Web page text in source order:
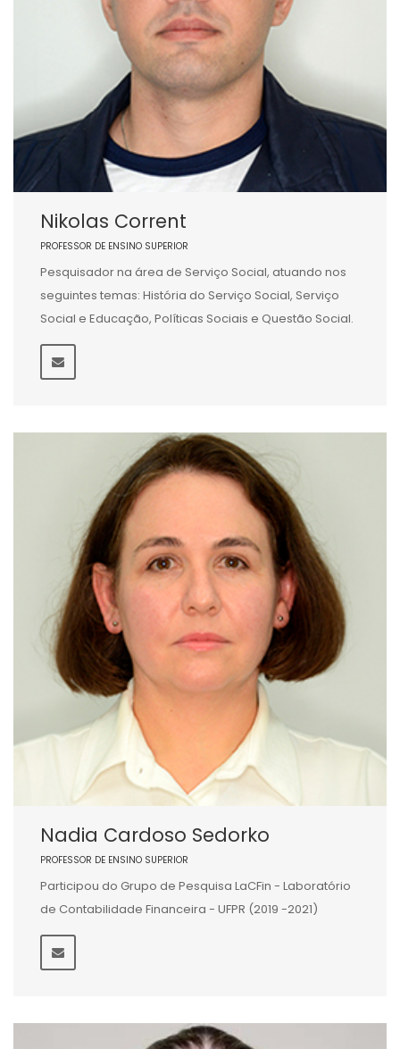
Nikolas Corrent
PROFESSOR DE ENSINO SUPERIOR
Pesquisador na área de Serviço Social, atuando nos
seguintes temas: História do Serviço Social, Serviço
Social e Educação, Políticas Sociais e Questão Social.
Nadia Cardoso Sedorko
PROFESSOR DE ENSINO SUPERIOR
Participou do Grupo de Pesquisa LaCFin - Laboratório
de Contabilidade Financeira - UFPR (2019 -2021)